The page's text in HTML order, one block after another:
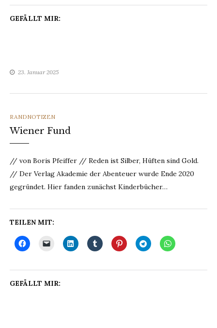
GEFÄLLT MIR:
23. Januar 2025
CATEGORIES
RANDNOTIZEN
Wiener Fund
// von Boris Pfeiffer // Reden ist Silber, Hüften sind Gold.
// Der Verlag Akademie der Abenteuer wurde Ende 2020
gegründet. Hier fanden zunächst Kinderbücher…
TEILEN MIT:
GEFÄLLT MIR: